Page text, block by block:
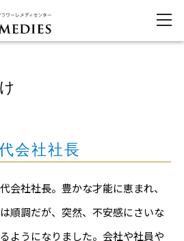
会社社長
会社社長。豊かな才能に恵まれ、
順調だが、突然、不安感にさいな
ようになりました。会社や社員や